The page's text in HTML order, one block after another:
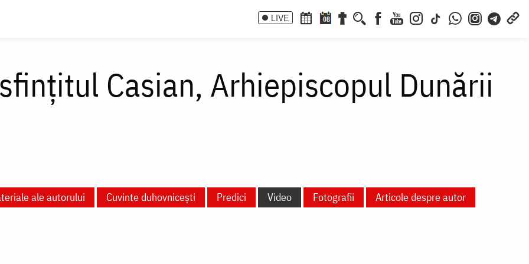
LIVE 08
Casian, Arhiepiscopul Dunării
ale autorului Cuvinte duhovnicești Predici Video Fotografii
Articole despre autor